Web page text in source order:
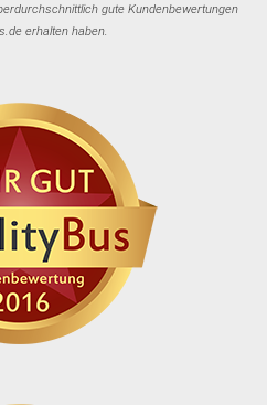
gute Kundenbewertungen
erhalten haben.